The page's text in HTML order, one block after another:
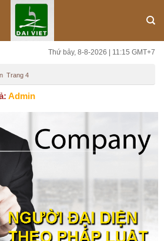
Thứ bảy, 8-8-2026 | 11:15 GMT+7
Trang 4
Admin